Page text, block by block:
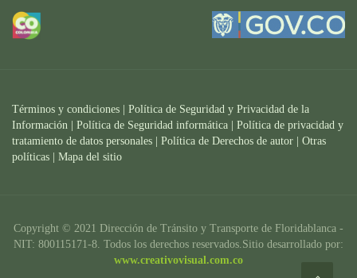
Términos y condiciones
Política de Seguridad y Privacidad de la
Información
Política de Seguridad informática
Política de privacidad y
tratamiento de datos personales |
Política de Derechos de autor |
Otras
políticas |
Mapa del sitio
Copyright © 2021 Dirección de Tránsito y Transporte de Floridablanca -
NIT: 800115171-8. Todos los derechos reservados.Sitio desarrollado por:
www.creativovisual.com.co